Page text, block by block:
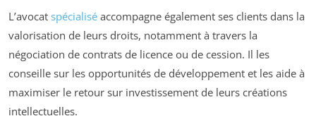
L’avocat spécialisé accompagne également ses clients dans la
valorisation de leurs droits, notamment à travers la
négociation de contrats de licence ou de cession. Il les
conseille sur les opportunités de développement et les aide à
maximiser le retour sur investissement de leurs créations
intellectuelles.